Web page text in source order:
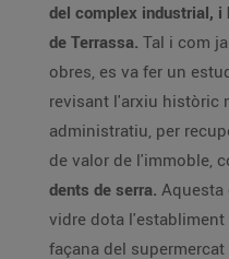
del complex industrial, i
de Terrassa. Tal i com
obres, es va fer un
revisant l'arxiu històric
administratiu, per
de valor de l'immoble,
dents de serra. Aquesta
vidre dota l'establiment
façana del supermercat